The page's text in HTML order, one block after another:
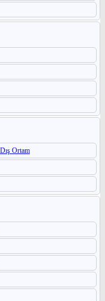
Ortam